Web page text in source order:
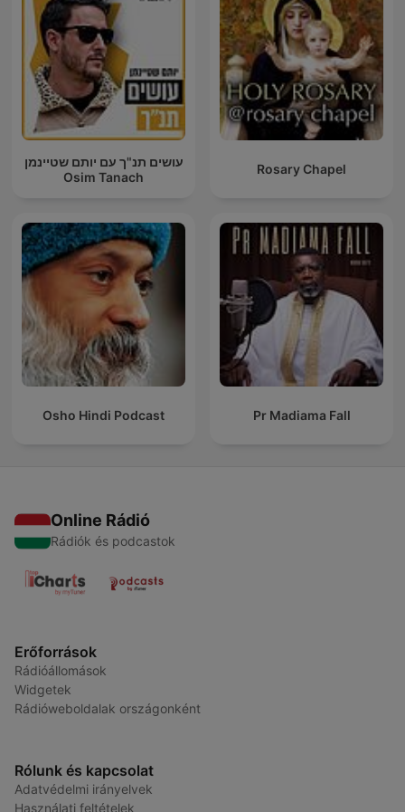
עושים תנ"ך עם יותם שטיינמן
Osim Tanach
Rosary Chapel
Osho Hindi Podcast Pr Madiama Fall
Online Rádió
Rádiók és podcastok
Erőforrások
Rádióállomások
Widgetek
Rádióweboldalak országonként
Rólunk és kapcsolat
Adatvédelmi irányelvek
Használati feltételek